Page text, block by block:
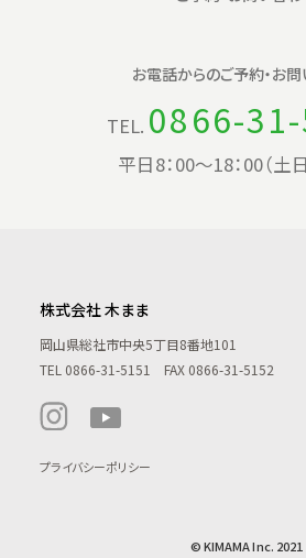
お電話からのご予約・お
TEL. 0866-
平日8：00〜18：00（土
株式会社 木まま
岡山県総社市中央5丁目8番地101
TEL 0866-31-5151 FAX 0866-31-5152
プライバシーポリシー
© KIMAMA Inc. 2021